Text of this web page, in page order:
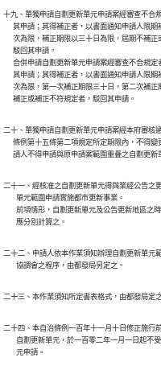
十九、單獨申請自劃更新單元申請案經審查不合
其申請；其得補正者，以書面通知申請人限
次為限，補正期限以三十日為限，屆期不補
      駁回其申請。
合併申請自劃更新單元申請案經審查不合規
其申請；其得補正者，以書面通知申請人限
次為限，第一次補正期限三十日，第二次補
      補正或補正不符規定者，駁回其申請。
二十、單獨申請自劃更新單元申請案經本府審核
條例第十五條第二項規定所定期限內，不得
請人不得申請與原申請案範圍重疊之自劃更新
二十一、經核准之自劃更新單元得與業經公告之
        單元範圍申請實施都市更新事業。
前項情形，自劃更新單元及公告更新地區之
        應分別計算之。
二十二、申請人依本作業須知辦理自劃更新單元
        協調會之程序，由都發局另定之。
二十三、本作業須知所定書表格式，由都發局定
二十四、本自治條例一百年十一月十日修正施行
自劃更新單元，於一百零二年一月一日起不
        元申請。